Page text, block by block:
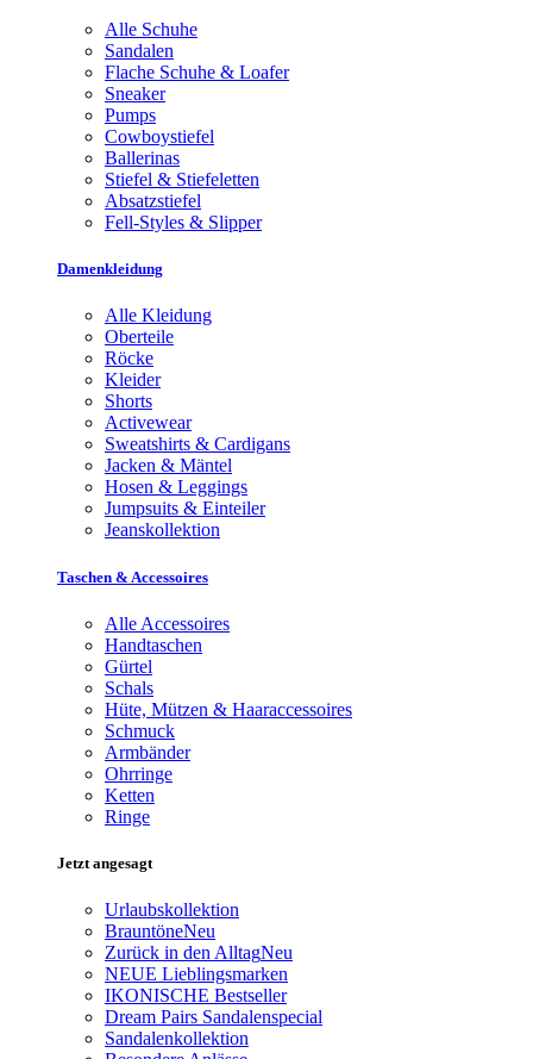
Alle Schuhe
Sandalen
Flache Schuhe & Loafer
Sneaker
Pumps
Cowboystiefel
Ballerinas
Stiefel & Stiefeletten
Absatzstiefel
Fell-Styles & Slipper
Damenkleidung
Alle Kleidung
Oberteile
Röcke
Kleider
Shorts
Activewear
Sweatshirts & Cardigans
Jacken & Mäntel
Hosen & Leggings
Jumpsuits & Einteiler
Jeanskollektion
Taschen & Accessoires
Alle Accessoires
Handtaschen
Gürtel
Schals
Hüte, Mützen & Haaraccessoires
Schmuck
Armbänder
Ohrringe
Ketten
Ringe
Jetzt angesagt
Urlaubskollektion
BrauntöneNeu
Zurück in den AlltagNeu
NEUE Lieblingsmarken
IKONISCHE Bestseller
Dream Pairs Sandalenspecial
Sandalenkollektion